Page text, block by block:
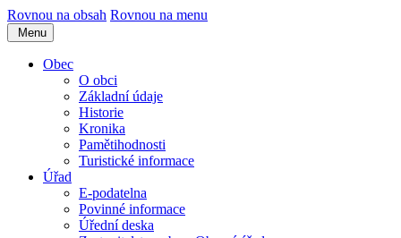
Rovnou na obsah Rovnou na menu
Menu
Obec
O obci
Základní údaje
Historie
Kronika
Pamětihodnosti
Turistické informace
Úřad
E-podatelna
Povinné informace
Úřední deska